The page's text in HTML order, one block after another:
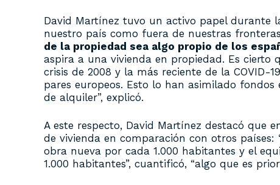
David Martínez tuvo un activo papel durante
nuestro país como fuera de nuestras
de la propiedad sea algo propio de los
aspira a una vivienda en propiedad. Es cierto
crisis de 2008 y la más reciente de la
pares europeos. Esto lo han asimilado
de alquiler”, explicó.
A este respecto, David Martínez destacó que
de vivienda en comparación con otros países:
obra nueva por cada 1.000 habitantes y el
1.000 habitantes”, cuantificó, “algo que es